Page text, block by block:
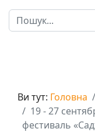
Пошук
Ви тут: Головна
19 - 27
фестиваль